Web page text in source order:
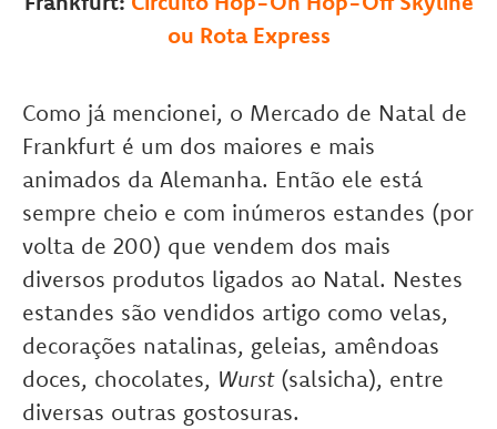
ou Rota Express
Como já mencionei, o Mercado de Natal de
Frankfurt é um dos maiores e mais
animados da Alemanha. Então ele está
sempre cheio e com inúmeros estandes (por
volta de 200) que vendem dos mais
diversos produtos ligados ao Natal. Nestes
estandes são vendidos artigo como velas,
decorações natalinas, geleias, amêndoas
doces, chocolates, Wurst(salsicha), entre
diversas outras gostosuras.